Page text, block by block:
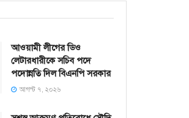
আওয়ামী লীগের ডিও
লেটারধারীকে সচিব পদে
পদোন্নতি দিল বিএনপি সরকার
আগস্ট ৭, ২০২৬